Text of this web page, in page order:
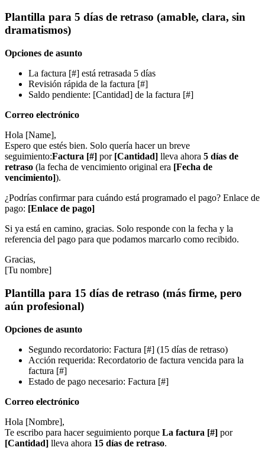
Plantilla para 5 días de retraso (amable, clara, sin
dramatismos)
Opciones de asunto
La factura [#] está retrasada 5 días
Revisión rápida de la factura [#]
Saldo pendiente: [Cantidad] de la factura [#]
Correo electrónico
Hola [Name],
Espero que estés bien. Solo quería hacer un breve
seguimiento:Factura [#] por [Cantidad] lleva ahora 5 días de
retraso (la fecha de vencimiento original era [Fecha de
vencimiento]).
¿Podrías confirmar para cuándo está programado el pago? Enlace de
pago: [Enlace de pago]
Si ya está en camino, gracias. Solo responde con la fecha y la
referencia del pago para que podamos marcarlo como recibido.
Gracias,
[Tu nombre]
Plantilla para 15 días de retraso (más firme, pero
aún profesional)
Opciones de asunto
Segundo recordatorio: Factura [#] (15 días de retraso)
Acción requerida: Recordatorio de factura vencida para la
factura [#]
Estado de pago necesario: Factura [#]
Correo electrónico
Hola [Nombre],
Te escribo para hacer seguimiento porque La factura [#] por
[Cantidad] lleva ahora 15 días de retraso.